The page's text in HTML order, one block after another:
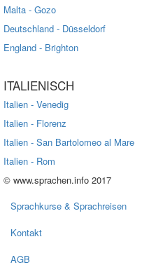
Malta - Gozo
Deutschland - Düsseldorf
England - Brighton
ITALIENISCH
Italien - Venedig
Italien - Florenz
Italien - San Bartolomeo al Mare
Italien - Rom
© www.sprachen.info 2017
Sprachkurse & Sprachreisen
Kontakt
AGB